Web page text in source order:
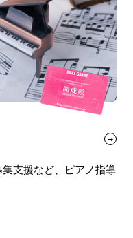
支援など、ピアノ指導